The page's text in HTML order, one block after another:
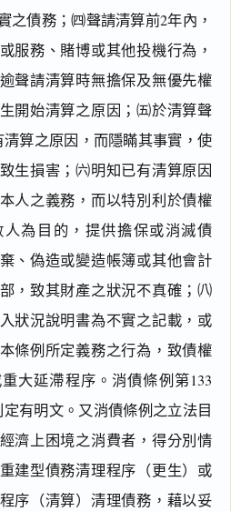
之債務；㈣聲請清算前2年內，
服務、賭博或其他投機行為，
聲請清算時無擔保及無優先權
開始清算之原因；㈤於清算聲
算之原因，而隱瞞其事實，使
生損害；㈥明知已有清算原因
人之義務，而以特別利於債權
為目的，提供擔保或消滅債
、偽造或變造帳簿或其他會計
，致其財產之狀況不真確；㈧
狀況說明書為不實之記載，或
條例所定義務之行為，致債權
大延滯程序。消債條例第133
有明文。又消債條例之立法目
濟上困境之消費者，得分別情
建型債務清理程序（更生）或
序（清算）清理債務，藉以妥